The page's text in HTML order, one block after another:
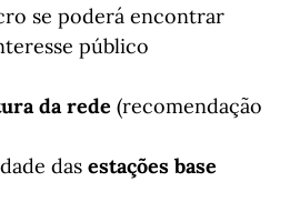
se poderá encontrar
público
da rede (recomendação
das estações base